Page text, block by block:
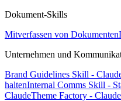
Dokument-Skills
Mitverfassen von Dokumenten
Unternehmen und
Brand Guidelines Skill -
haltenInternal Comms Skill -
ClaudeTheme Factory -